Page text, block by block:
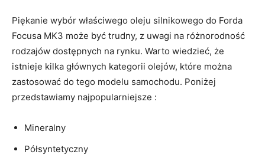
Piękanie wybór właściwego oleju silnikowego⁢ do Forda
Focusa MK3 może być trudny, z uwagi na różnorodność
rodzajów ​dostępnych na ⁤rynku. Warto wiedzieć, że
istnieje kilka głównych kategorii olejów, które można
‍zastosować do‌ tego modelu samochodu. Poniżej
przedstawiamy najpopularniejsze :
Mineralny
Półsyntetyczny